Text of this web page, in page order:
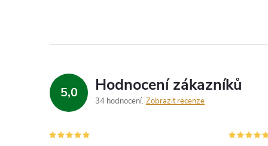
5,0 Hodnocení zákazníků
34 hodnocení Zobrazit recenze